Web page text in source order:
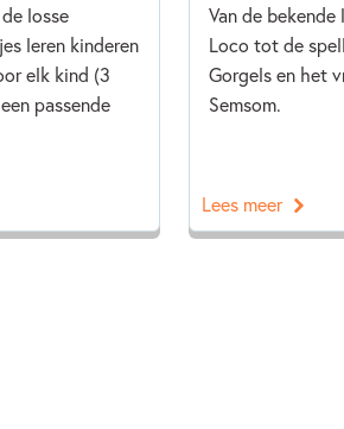
losse
leren kinderen
elk kind (3
passende
Van de bekende
Loco tot de
Gorgels en het
Semsom.
Lees meer